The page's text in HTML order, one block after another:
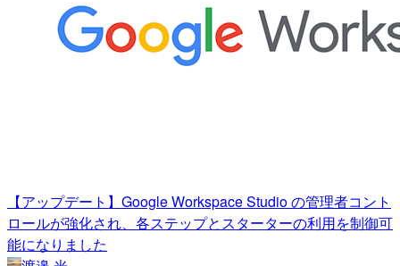
【アップデート】Google Workspace Studio の管理者コント
ロールが強化され、各ステップとスターターの利用を制御可
能になりました